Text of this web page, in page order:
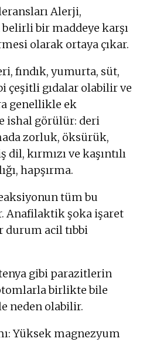
Alerji,
bir maddeye karşı
olarak ortaya çıkar.
fındık, yumurta, süt,
çeşitli gıdalar olabilir ve
genellikle ek
ishal görülür: deri
zorluk, öksürük,
dil, kırmızı ve kaşıntılı
hapşırma.
tüm bu
Anafilaktik şoka işaret
durum acil tıbbi
gibi parazitlerin
birlikte bile
neden olabilir.
Yüksek magnezyum